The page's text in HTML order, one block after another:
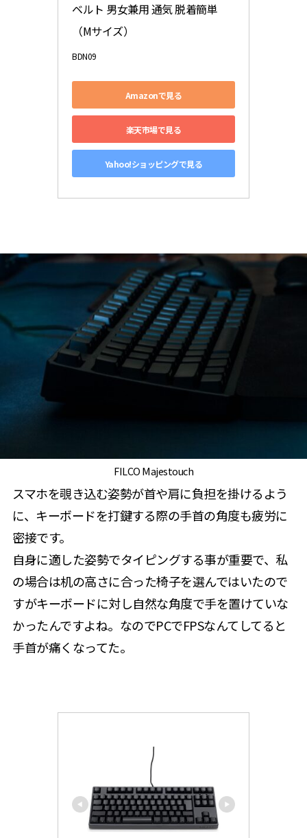
ベルト 男女兼用 通気 脱着簡単
（Mサイズ）
BDN09
Amazonで見る
楽天市場で見る
Yahoo!ショッピングで見る
FILCO Majestouch
スマホを覗き込む姿勢が首や肩に負担を掛けるよう
に、キーボードを打鍵する際の手首の角度も疲労に
密接です。
自身に適した姿勢でタイピングする事が重要で、私
の場合は机の高さに合った椅子を選んではいたので
すがキーボードに対し自然な角度で手を置けていな
かったんですよね。なのでPCでFPSなんてしてると
手首が痛くなってた。